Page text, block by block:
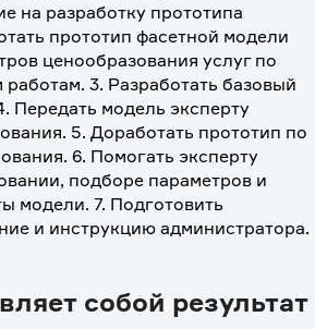
на разработку прототипа
прототип фасетной модели
ценообразования услуг по
3. Разработать базовый
Передать модель эксперту
5. Доработать прототип по
6. Помогать эксперту
подборе параметров и
модели. 7. Подготовить
и инструкцию администратора.
собой результат